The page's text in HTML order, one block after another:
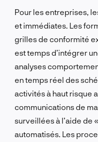
Pour les entreprises,
et immédiates. Les
grilles de conformité
est temps d’intégrer
analyses
en temps réel des
activités à haut risque
communications de
surveillées à l’aide de
automatisés. Les